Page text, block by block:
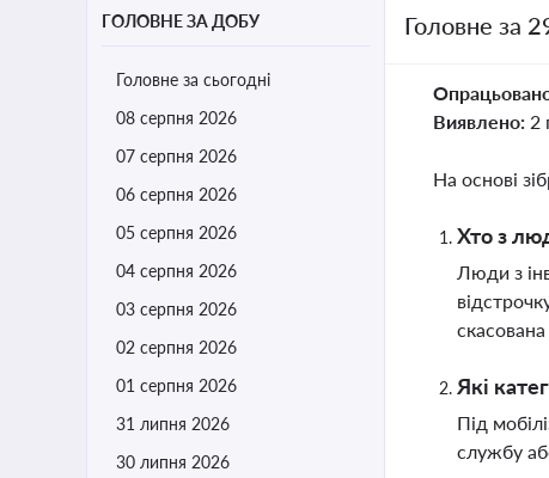
ГОЛОВНЕ ЗА ДОБУ
Головне за сьогодні
08 серпня 2026
07 серпня 2026
06 серпня 2026
05 серпня 2026
04 серпня 2026
03 серпня 2026
02 серпня 2026
01 серпня 2026
31 липня 2026
30 липня 2026
Головне за
Виявлено: 2
На основі
Хто з
Люди з
Які
Під
службу